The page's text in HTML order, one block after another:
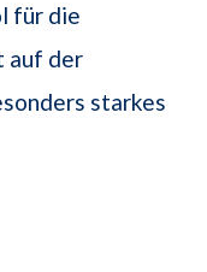
für die
auf der
starkes